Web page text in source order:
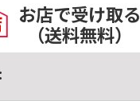
お店で受け取る
（送料無料）